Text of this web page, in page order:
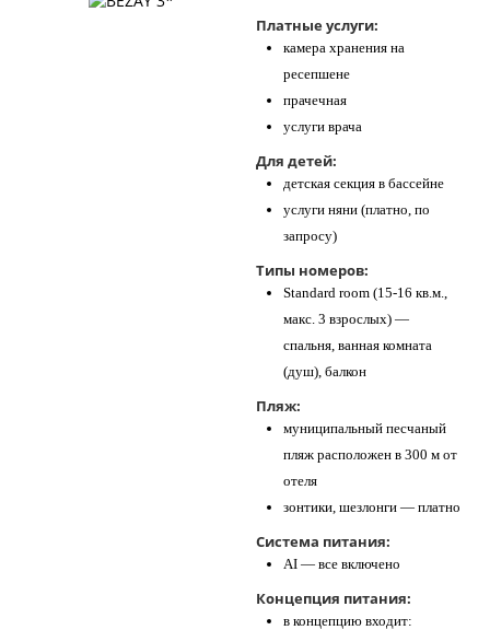
Платные услуги:
камера хранения на
ресепшене
прачечная
услуги врача
Для детей:
детская секция в бассейне
услуги няни (платно, по
запросу)
Типы номеров:
Standard room (15-16 кв.м.,
макс. 3 взрослых) —
спальня, ванная комната
(душ), балкон
Пляж:
муниципальный песчаный
пляж расположен в 300 м от
отеля
зонтики, шезлонги — платно
Система питания:
AI — все включено
Концепция питания:
в концепцию входит: